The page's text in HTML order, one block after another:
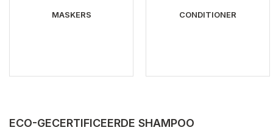
MASKERS CONDITIONER
ECO-GECERTIFICEERDE SHAMPOO